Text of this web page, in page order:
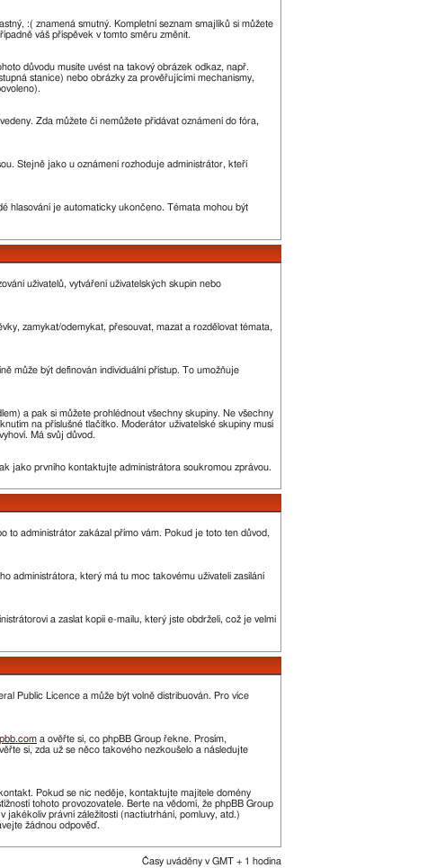
:( znamená smutný. Kompletní seznam smajlíků si můžete
váš příspěvek v tomto směru změnit.
důvodu musíte uvést na takový obrázek odkaz, např.
stanice) nebo obrázky za prověřujícími mechanismy,
Zda můžete či nemůžete přidávat oznámení do fóra,
Stejně jako u oznámení rozhoduje administrátor, kteří
hlasování je automaticky ukončeno. Témata mohou být
uživatelů, vytváření uživatelských skupin nebo
zamykat/odemykat, přesouvat, mazat a rozdělovat témata,
může být definován individuální přístup. To umožňuje
a pak si můžete prohlédnout všechny skupiny. Ne všechny
na příslušné tlačítko. Moderátor uživatelské skupiny musí
Má svůj důvod.
jako prvního kontaktujte administrátora soukromou zprávou.
to administrátor zakázal přímo vám. Pokud je toto ten důvod,
administrátora, který má tu moc takovému uživateli zasílání
a zaslat kopii e-mailu, který jste obdrželi, což je velmi
Public Licence a může být volně distribuován. Pro více
a ověřte si, co phpBB Group řekne. Prosím,
si, zda už se něco takového nezkoušelo a následujte
Pokud se nic neděje, kontaktujte majitele domény
tohoto provozovatele. Berte na vědomí, že phpBB Group
právní záležitosti (nactiutrhání, pomluvy, atd.)
žádnou odpověď.
Časy uváděny v GMT + 1 hodina